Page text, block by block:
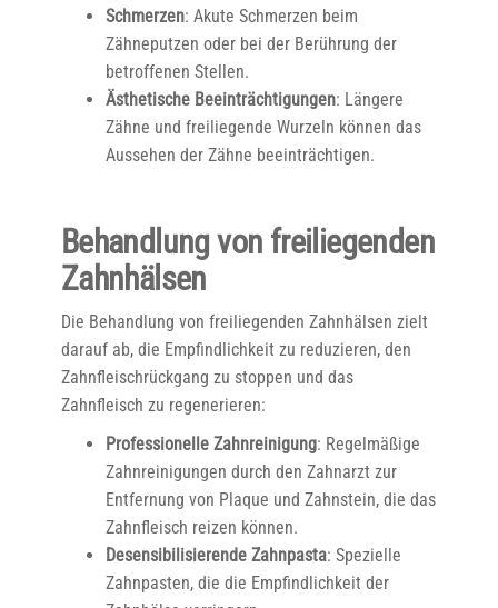
Schmerzen: Akute Schmerzen beim
Zähneputzen oder bei der Berührung der
betroffenen Stellen.
Ästhetische Beeinträchtigungen: Längere
Zähne und freiliegende Wurzeln können das
Aussehen der Zähne beeinträchtigen.
Behandlung von freiliegenden
Zahnhälsen
Die Behandlung von freiliegenden Zahnhälsen zielt
darauf ab, die Empfindlichkeit zu reduzieren, den
Zahnfleischrückgang zu stoppen und das
Zahnfleisch zu regenerieren:
Professionelle Zahnreinigung: Regelmäßige
Zahnreinigungen durch den Zahnarzt zur
Entfernung von Plaque und Zahnstein, die das
Zahnfleisch reizen können.
Desensibilisierende Zahnpasta: Spezielle
Zahnpasten, die die Empfindlichkeit der